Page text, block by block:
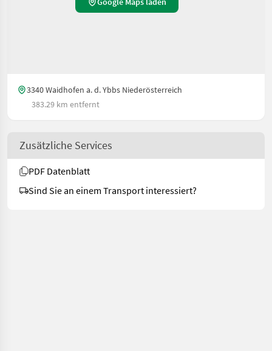
3340 Waidhofen a. d. Ybbs Niederösterreich
383.29 km entfernt
Zusätzliche Services
PDF Datenblatt
Sind Sie an einem Transport interessiert?